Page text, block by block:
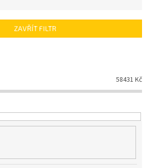
ZAVŘÍT FILTR
58431 Kč